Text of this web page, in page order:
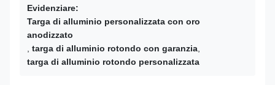
Evidenziare:
Targa di alluminio personalizzata con oro
anodizzato
targa di alluminio rotondo con garanzia
targa di alluminio rotondo personalizzata